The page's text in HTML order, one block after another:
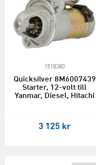
1518380
Quicksilver 8M6007439
Starter, 12-volt till
Yanmar, Diesel, Hitachi
3 125 kr